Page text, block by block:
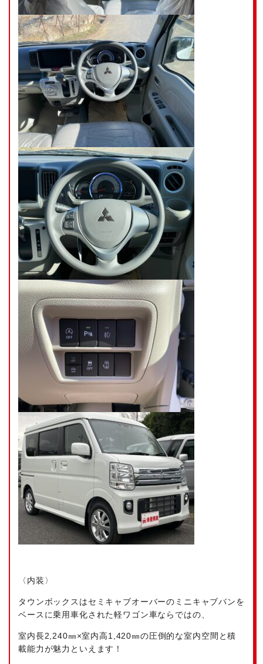
〈内装〉
タウンボックスはセミキャブオーバーのミニキャブバンを
ベースに乗用車化された軽ワゴン車ならではの、
室内長2,240㎜×室内高1,420㎜の圧倒的な室内空間と積
載能力が魅力といえます！